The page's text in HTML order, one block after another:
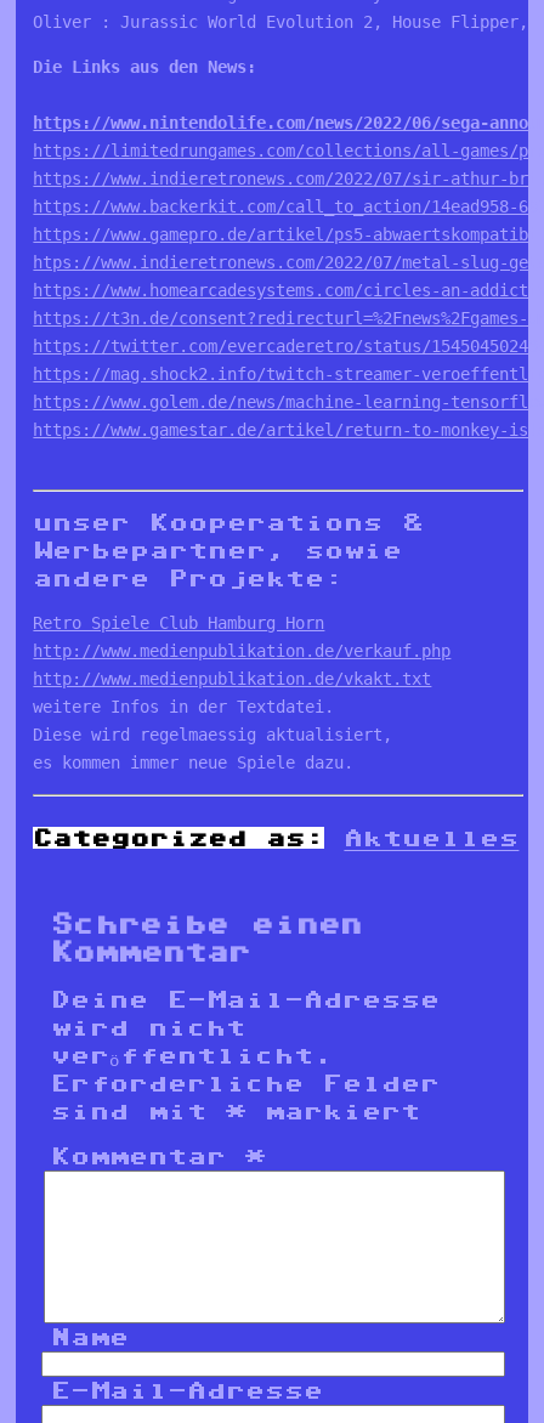
Oliver : Jurassic World Evolution 2, House Flipper,
Die Links aus den News:
https://www.nintendolife.com/news/2022/06/sega-
https://limitedrungames.com/collections/all-games/
https://www.indieretronews.com/2022/07/sir-athur-
https://www.backerkit.com/call_to_action/14ead958-
https://www.gamepro.de/artikel/ps5-
htps://www.indieretronews.com/2022/07/metal-slug-
https://www.homearcadesystems.com/circles-an-
https://t3n.de/
https://twitter.com/evercaderetro/status/
https://mag.shock2.info/twitch-streamer-
https://www.golem.de/news/machine-learning-
https://www.gamestar.de/artikel/return-to-monkey-
unser Kooperations &
Werbepartner, sowie
andere Projekte:
Retro Spiele Club Hamburg Horn
http://www.medienpublikation.de/verkauf.php
http://www.medienpublikation.de/vkakt.txt
weitere Infos in der Textdatei.
Diese wird regelmaessig aktualisiert,
es kommen immer neue Spiele dazu.
Categorized as: Aktuelles
Schreibe einen
Kommentar
Deine E-Mail-Adresse
wird nicht
veröffentlicht.
Erforderliche Felder
sind mit* markiert
Kommentar*
Name
E-Mail-Adresse